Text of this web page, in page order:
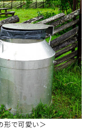
形で可愛い＞